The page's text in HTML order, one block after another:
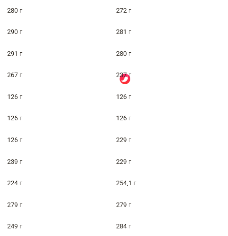
280 г 272 г
290 г 281 г
291 г 280 г
267 г 237 г
126 г 126 г
126 г 126 г
126 г 229 г
239 г 229 г
224 г 254,1 г
279 г 279 г
249 г 284 г